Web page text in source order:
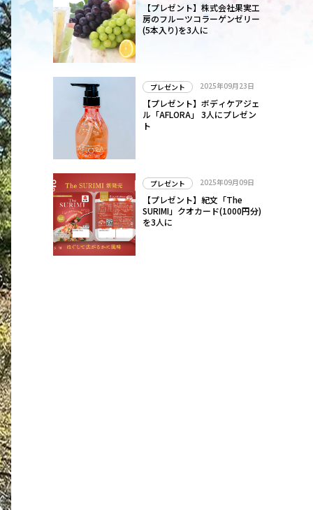
【プレゼント】株式会社果実工
房のフルーツコラーゲンゼリー
(5本入り)を3人に
プレゼント 2025年09月23日
【プレゼント】ボディケアジェ
ル「AFLORA」 3人にプレゼン
ト
プレゼント 2025年09月09日
【プレゼント】紀文「The
SURIMI」クオカード(1000円分)
を3人に